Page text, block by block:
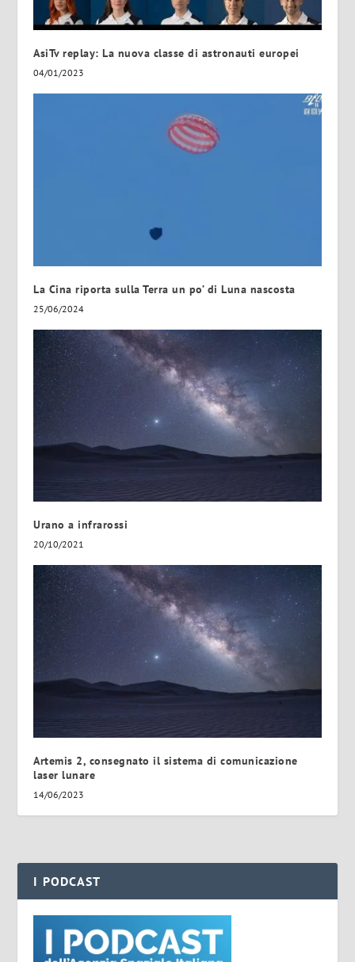
AsiTv replay: La nuova classe di astronauti europei
04/01/2023
La Cina riporta sulla Terra un po’ di Luna nascosta
25/06/2024
Urano a infrarossi
20/10/2021
Artemis 2, consegnato il sistema di comunicazione
laser lunare
14/06/2023
I PODCAST